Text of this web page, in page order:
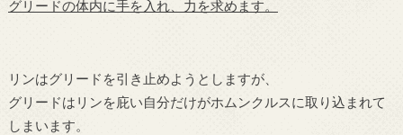
グリードの体内に手を入れ、力を求めます。
リンはグリードを引き止めようとしますが、
グリードはリンを庇い自分だけがホムンクルスに取り込まれて
しまいます。